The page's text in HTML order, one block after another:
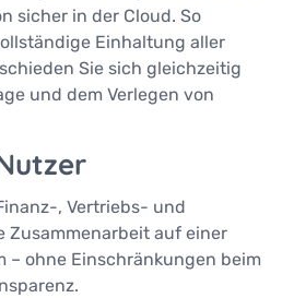
sicher in der Cloud. So
Einhaltung aller
Sie sich gleichzeitig
und dem Verlegen von
, Vertriebs- und
Zusammenarbeit auf einer
– ohne Einschränkungen beim